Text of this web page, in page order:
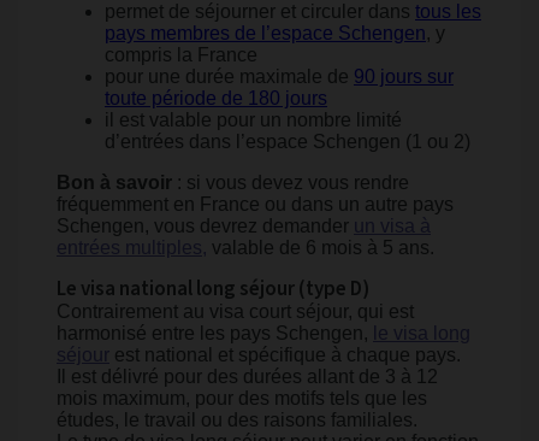
permet de séjourner et circuler dans tous les
pays membres de l’espace Schengen, y
compris la France
pour une durée maximale de 90 jours sur
toute période de 180 jours
il est valable pour un nombre limité
d’entrées dans l’espace Schengen (1 ou 2)
Bon à savoir : si vous devez vous rendre
fréquemment en France ou dans un autre pays
Schengen, vous devrez demander
un visa à
entrées multiples, valable de 6 mois à 5 ans.
Le visa national long séjour (type D)
Contrairement au visa court séjour, qui est
harmonisé entre les pays Schengen, le visa long
séjour est national et spécifique à chaque pays.
Il est délivré pour des durées allant de 3 à 12
mois maximum, pour des motifs tels que les
études, le travail ou des raisons familiales.